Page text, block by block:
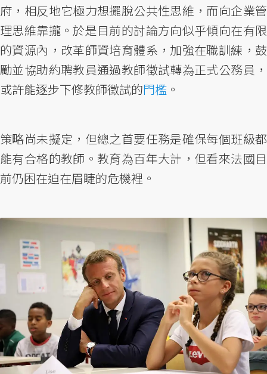
府，相反地它極力想擺脫公共性思維，而向企業管
理思維靠攏。於是目前的討論方向似乎傾向在有限
的資源內，改革師資培育體系，加強在職訓練，鼓
勵並協助約聘教員通過教師徵試轉為正式公務員，
或許能逐步下修教師徵試的門檻 。
策略尚未擬定，但總之首要任務是確保每個班級都
能有合格的教師。教育為百年大計，但看來法國目
前仍困在迫在眉睫的危機裡。